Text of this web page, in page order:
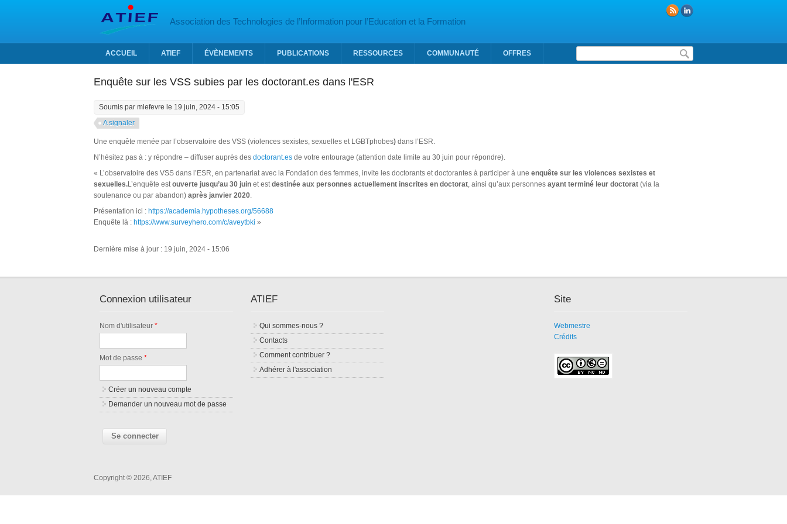
Association des Technologies de l’Information pour l’Education et la Formation
Formulaire de recherche
ACCUEIL ATIEF ÉVÈNEMENTS PUBLICATIONS RESSOURCES COMMUNAUTÉ OFFRES
Enquête sur les VSS subies par les doctorant.es dans l'ESR
Soumis par mlefevre le 19 juin, 2024 - 15:05
A signaler
Une enquête menée par l’observatoire des VSS (violences sexistes, sexuelles et LGBTphobes) dans l’ESR.
N’hésitez pas à : y répondre – diffuser auprès des doctorant.es de votre entourage (attention date limite au 30 juin pour répondre).
« L’observatoire des VSS dans l’ESR, en partenariat avec la Fondation des femmes, invite les doctorants et doctorantes à participer à une enquête sur les violences sexistes et
sexuelles.L’enquête estouverte jusqu’au 30 juin et estdestinée aux personnes actuellement inscrites en doctorat, ainsi qu’aux personnes ayant terminé leur doctorat (via la
soutenance ou par abandon) après janvier 2020.
Présentation ici : https://academia.hypotheses.org/56688
Enquête là : https://www.surveyhero.com/c/aveytbki »
Dernière mise à jour : 19 juin, 2024 - 15:06
Connexion utilisateur
Nom d'utilisateur*
Mot de passe*
Créer un nouveau compte
Demander un nouveau mot de passe
ATIEF
Qui sommes-nous ?
Contacts
Comment contribuer ?
Adhérer à l'association
Site
Webmestre
Crédits
Copyright © 2026, ATIEF